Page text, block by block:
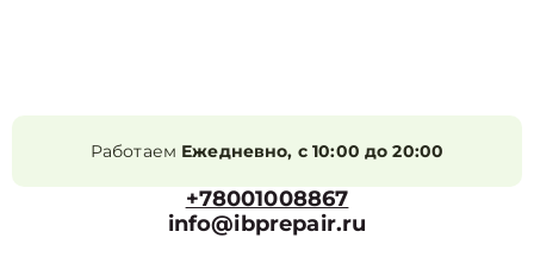
Работаем Ежедневно, с 10:00 до 20:00
+78001008867
info@ibprepair.ru